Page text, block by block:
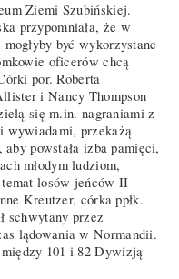
Ziemi Szubińskiej.
przypomniała, że w
być wykorzystane
oficerów chcą
por. Roberta
i Nancy Thompson
się m.in. nagraniami z
wywiadami, przekażą
powstała izba pamięci,
młodym ludziom,
losów jeńców II
Kreutzer, córka ppłk.
schwytany przez
lądowania w Normandii.
101 i 82 Dywizją